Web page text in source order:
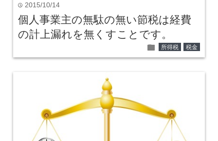
time 2015/10/14
個人事業主の無駄の無い節税は経費
の計上漏れを無くすことです。
folder 所得税 税金